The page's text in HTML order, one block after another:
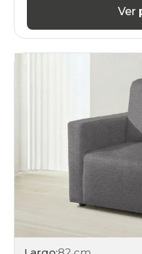
Ver